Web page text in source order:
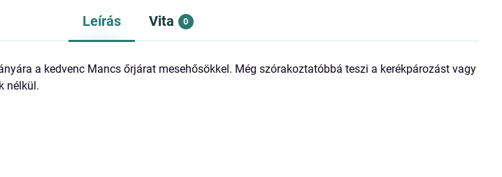
Leírás Vita 0
a kedvenc Mancs őrjárat mesehősökkel. Még szórakoztatóbbá teszi a kerékpározást vagy
nélkül.